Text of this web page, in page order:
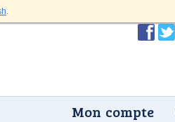
.
Mon compte